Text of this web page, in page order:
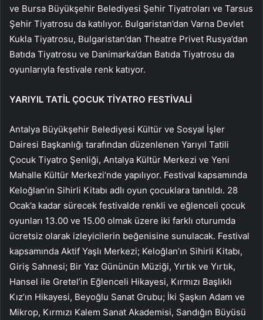
ve Bursa Büyükşehir Belediyesi Şehir Tiyatroları ve Tarsus
Şehir Tiyatrosu da katılıyor. Bulgaristan’dan Varna Devlet
Kukla Tiyatrosu, Bulgaristan’dan Theatre Privet Rusya’dan
Batıda Tiyatrosu ve Danimarka’dan Batıda Tiyatrosu da
oyunlarıyla festivale renk katıyor.
YARIYIL TATİL ÇOCUK TİYATRO FESTİVALİ
Antalya Büyükşehir Belediyesi Kültür ve Sosyal İşler
Dairesi Başkanlığı tarafından düzenlenen Yarıyıl Tatili
Çocuk Tiyatro Şenliği, Antalya Kültür Merkezi ve Yeni
Mahalle Kültür Merkezi’nde yapılıyor. Festival kapsamında
Keloğlan’ın Sihirli Kitabı adlı oyun çocuklara tanıtıldı. 28
Ocak’a kadar sürecek festivalde renkli ve eğlenceli çocuk
oyunları 13.00 ve 15.00 olmak üzere iki farklı oturumda
ücretsiz olarak izleyicilerin beğenisine sunulacak. Festival
kapsamında Aktif Yaşlı Merkezi; Keloğlan’ın Sihirli Kitabı,
Giriş Sahnesi; Bir Yaz Gününün Müziği, Yırtık ve Yırtık,
Hansel ile Gretel’in Eğlenceli Hikayesi, Kırmızı Başlıklı
Kız’ın Hikayesi, Beyoğlu Sanat Grubu; İki Şaşkın Adam ve
Mikrop, Kırmızı Kalem Sanat Akademisi, Sandığın Büyüsü